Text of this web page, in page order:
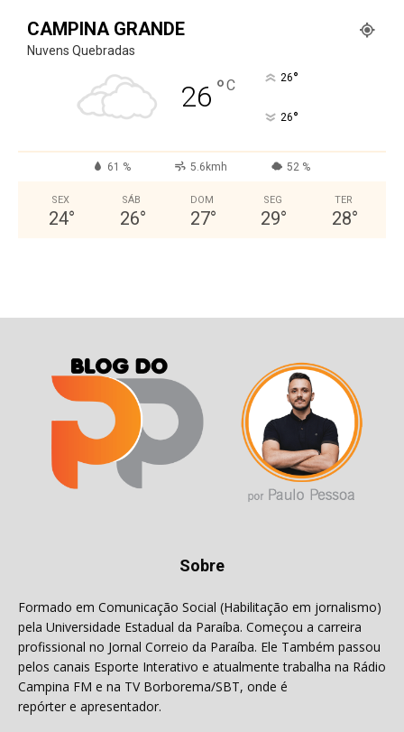
CAMPINA GRANDE
Nuvens Quebradas
26 °C 26°
26°
61 % 5.6kmh 52 %
SEX
24°
SÁB
26°
DOM
27°
SEG
29°
TER
28°
Sobre
Formado em Comunicação Social (Habilitação em jornalismo)
pela Universidade Estadual da Paraíba. Começou a carreira
profissional no Jornal Correio da Paraíba. Ele Também passou
pelos canais Esporte Interativo e atualmente trabalha na Rádio
Campina FM e na TV Borborema/SBT, onde é
repórter e apresentador.